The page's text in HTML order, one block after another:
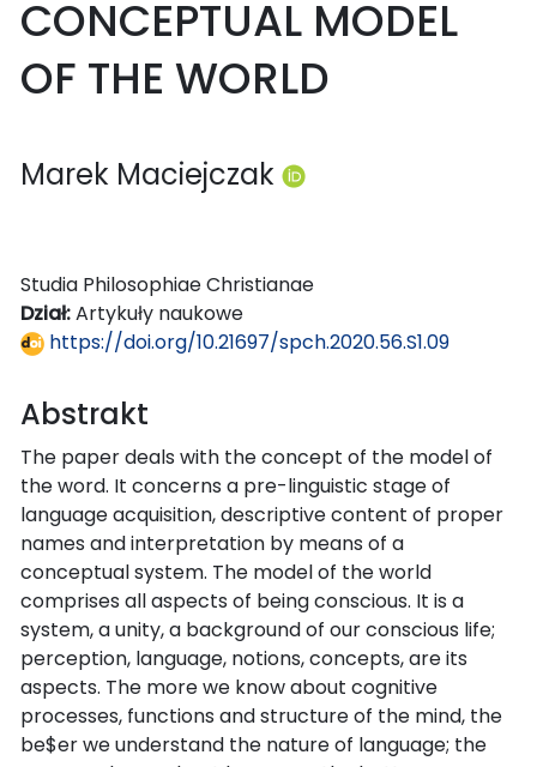
CONCEPTUAL MODEL
OF THE WORLD
Marek Maciejczak
Studia Philosophiae Christianae
Dział:Artykuły naukowe
https://doi.org/10.21697/spch.2020.56.S1.09
Abstrakt
The paper deals with the concept of the model of
the word. It concerns a pre-linguistic stage of
language acquisition, descriptive content of proper
names and interpretation by means of a
conceptual system. The model of the world
comprises all aspects of being conscious. It is a
system, a unity, a background of our conscious life;
perception, language, notions, concepts, are its
aspects. The more we know about cognitive
processes, functions and structure of the mind, the
be$er we understand the nature of language; the